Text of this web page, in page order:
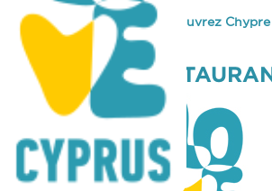
You are here: Home »Découvrez Chypre
PASSAGGIO RESTAURANT
PASSAGGIO